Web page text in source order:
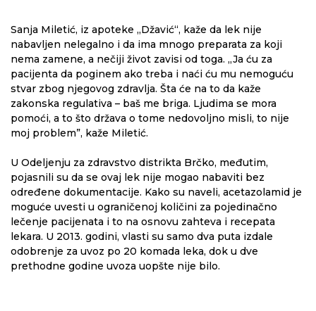
Sanja Miletić, iz apoteke „Džavić“, kaže da lek nije
nabavljen nelegalno i da ima mnogo preparata za koji
nema zamene, a nečiji život zavisi od toga. „Ja ću za
pacijenta da poginem ako treba i naći ću mu nemoguću
stvar zbog njegovog zdravlja. Šta će na to da kaže
zakonska regulativa – baš me briga. Ljudima se mora
pomoći, a to što država o tome nedovoljno misli, to nije
moj problem”, kaže Miletić.
U Odeljenju za zdravstvo distrikta Brčko, međutim,
pojasnili su da se ovaj lek nije mogao nabaviti bez
određene dokumentacije. Kako su naveli, acetazolamid je
moguće uvesti u ograničenoj količini za pojedinačno
lečenje pacijenata i to na osnovu zahteva i recepata
lekara. U 2013. godini, vlasti su samo dva puta izdale
odobrenje za uvoz po 20 komada leka, dok u dve
prethodne godine uvoza uopšte nije bilo.